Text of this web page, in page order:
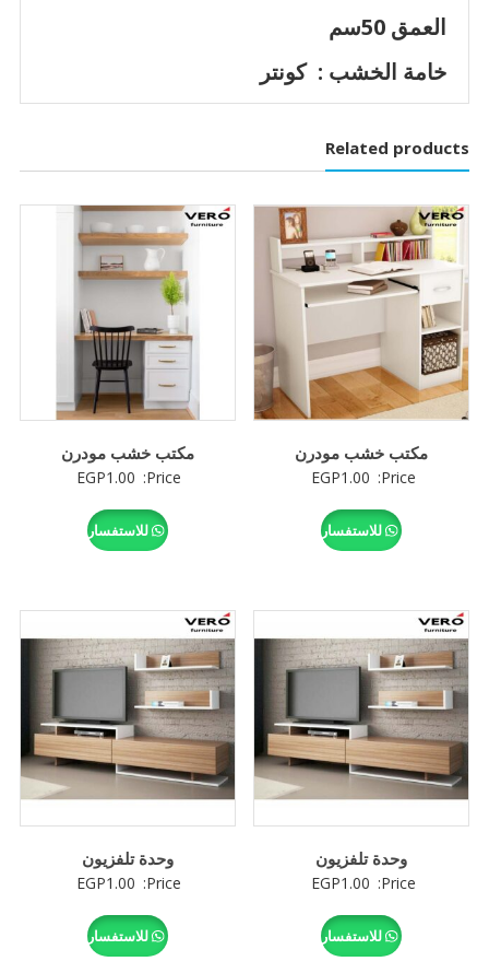
العمق 50سم
خامة الخشب : كونتر
Related products
مكتب خشب مودرن
Price:
EGP1.00
للاستفسار
مكتب خشب مودرن
Price:
EGP1.00
للاستفسار
وحدة تلفزيون
Price:
EGP1.00
للاستفسار
وحدة تلفزيون
Price:
EGP1.00
للاستفسار